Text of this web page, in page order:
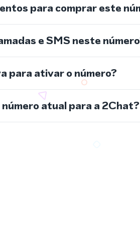
para comprar este
e SMS neste
para ativar o número?
atual para a 2Chat?